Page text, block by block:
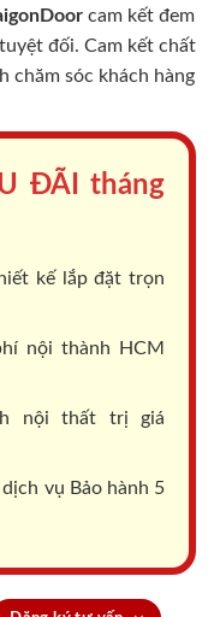
cam kết đem
đối. Cam kết chất
chăm sóc khách hàng
ĐÃI tháng
kế lắp đặt trọn
nội thành HCM
nội thất trị giá
vụ Bảo hành 5